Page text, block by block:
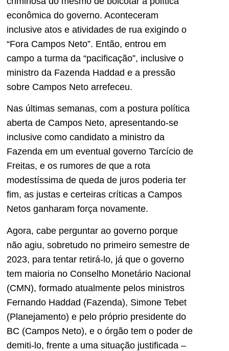
econômica do governo. Aconteceram
inclusive atos e atividades de rua exigindo o
“Fora Campos Neto”. Então, entrou em
campo a turma da “pacificação”, inclusive o
ministro da Fazenda Haddad e a pressão
sobre Campos Neto arrefeceu.
Nas últimas semanas, com a postura política
aberta de Campos Neto, apresentando-se
inclusive como candidato a ministro da
Fazenda em um eventual governo Tarcício de
Freitas, e os rumores de que a rota
modestíssima de queda de juros poderia ter
fim, as justas e certeiras críticas a Campos
Netos ganharam força novamente.
Agora, cabe perguntar ao governo porque
não agiu, sobretudo no primeiro semestre de
2023, para tentar retirá-lo, já que o governo
tem maioria no Conselho Monetário Nacional
(CMN), formado atualmente pelos ministros
Fernando Haddad (Fazenda), Simone Tebet
(Planejamento) e pelo próprio presidente do
BC (Campos Neto), e o órgão tem o poder de
demiti-lo, frente a uma situação justificada –